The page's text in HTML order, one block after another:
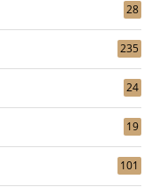
28
235
24
19
101